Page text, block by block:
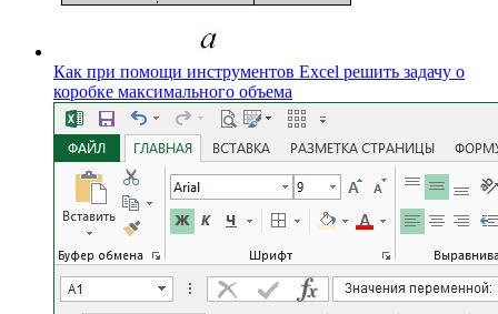
Как при помощи инструментов Excel решить задачу о
коробке максимального объема